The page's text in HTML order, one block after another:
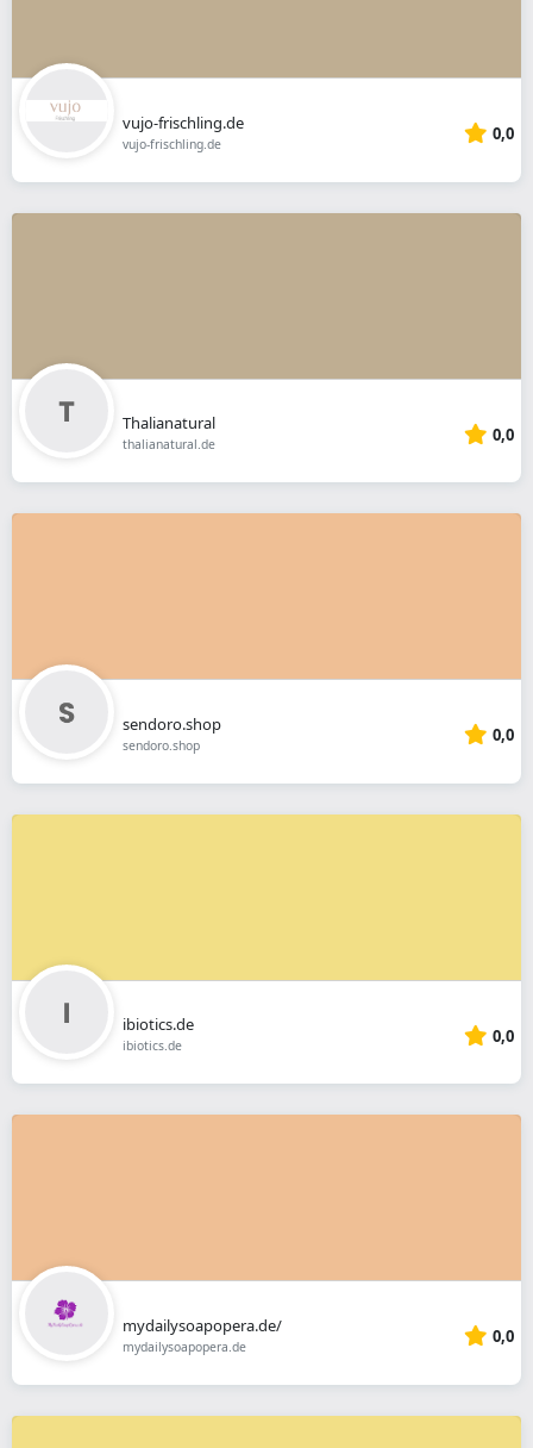
vujo-frischling.de
vujo-frischling.de 0,0
Thalianatural
thalianatural.de 0,0
sendoro.shop
sendoro.shop 0,0
ibiotics.de
ibiotics.de 0,0
mydailysoapopera.de/
mydailysoapopera.de 0,0